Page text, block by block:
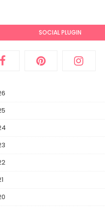
SOCIAL PLUGIN